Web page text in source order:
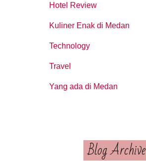
Hotel Review
Kuliner Enak di Medan
Technology
Travel
Yang ada di Medan
Blog Archive